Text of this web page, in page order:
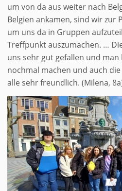
um von da aus weiter nach
Belgien ankamen, sind wir zur
um uns da in Gruppen
Treffpunkt auszumachen. …
uns sehr gut gefallen und man
nochmal machen und auch
alle sehr freundlich. (Milena,